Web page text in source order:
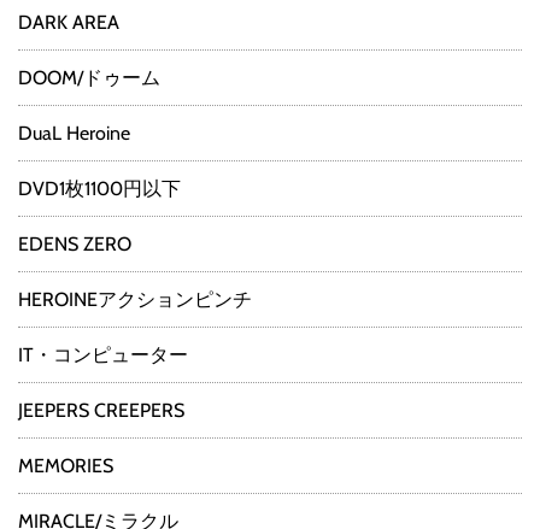
DARK AREA
DOOM/ドゥーム
DuaL Heroine
DVD1枚1100円以下
EDENS ZERO
HEROINEアクションピンチ
IT・コンピューター
JEEPERS CREEPERS
MEMORIES
MIRACLE/ミラクル